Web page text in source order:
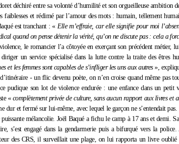
déchiré entre sa volonté d’humilité et son orgueilleuse ambition
faiblesses et rédimé par l’amour des mots : humain, tellement
est tranchant : « Elle m’effraie, car elle signifie pour moi
quand on pense détenir la vérité, qu’on ne discute pas : cela a
le romancier l’a côtoyée en exerçant son précédent métier,
un service spécialisé dans la lutte contre la traite des êtres
et les femmes sont capables de s’infliger les uns aux autres»,
- un flic devenu poète, on n’en croise quand même pas
pudique son lot de violence endurée : une enfance dans un
«complètement privée de culture, sans aucun rapport aux livres et
dur et fermé sur lui-même, avec lequel le garçon ne s’entendait
puissante mélancolie. Joël Baqué a fichu le camp à 17 ans et demi.
s’est engagé dans la gendarmerie puis a bifurqué vers la
des CRS, il surveillait une plage, on lui rapporta un livre oublié